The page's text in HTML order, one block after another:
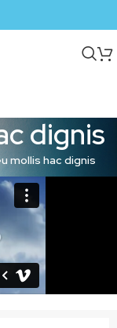
dignis
mollis hac dignis